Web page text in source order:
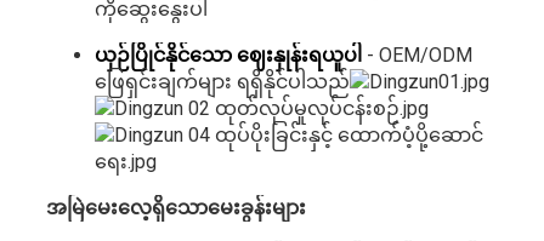
ကိုဆွေးနွေးပါ
ယှဉ်ပြိုင်နိုင်သော ဈေးနှုန်းရယူပါ - OEM/ODM
ဖြေရှင်းချက်များ ရရှိနိုင်ပါသည်
အမြဲမေးလေ့ရှိသောမေးခွန်းများ